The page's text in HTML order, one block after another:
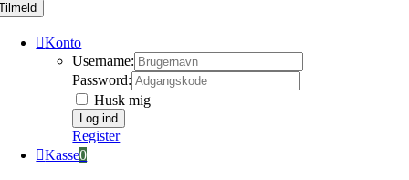
Konto
Username:
Password:
Husk mig
Register
Kasse0